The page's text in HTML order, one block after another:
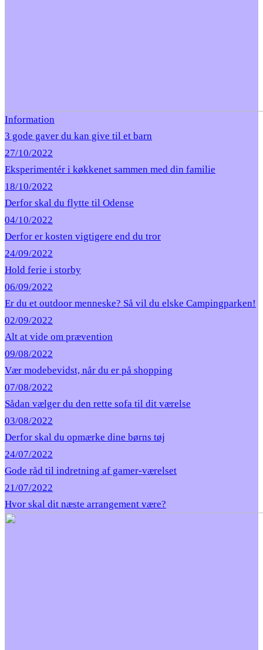
Information
3 gode gaver du kan give til et barn
27/10/2022
Eksperimentér i køkkenet sammen med din familie
18/10/2022
Derfor skal du flytte til Odense
04/10/2022
Derfor er kosten vigtigere end du tror
24/09/2022
Hold ferie i storby
06/09/2022
Er du et outdoor menneske? Så vil du elske Campingparken!
02/09/2022
Alt at vide om prævention
09/08/2022
Vær modebevidst, når du er på shopping
07/08/2022
Sådan vælger du den rette sofa til dit værelse
03/08/2022
Derfor skal du opmærke dine børns tøj
24/07/2022
Gode råd til indretning af gamer-værelset
21/07/2022
Hvor skal dit næste arrangement være?